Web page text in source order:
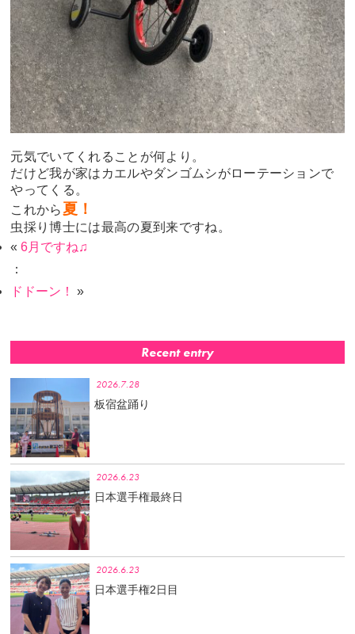
元気でいてくれることが何より。
だけど我が家はカエルやダンゴムシがローテーションで
やってくる。
これから 夏！
虫採り博士には最高の夏到来ですね。
«6月ですね♫
：
ドドーン！
»
Recent entry
2026.7.28
板宿盆踊り
2026.6.23
日本選手権最終日
2026.6.23
日本選手権2日目